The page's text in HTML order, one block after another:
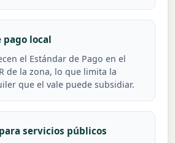
pago local
el Estándar de Pago en el
de la zona, lo que limita la
que el vale puede subsidiar.
servicios públicos